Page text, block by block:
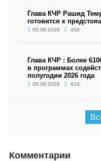
Глава КЧР Рашид
готовится к
05.08.2026 450
Глава КЧР : Более
в программах
полугодии 2026 года
05.08.2026 416
Комментарии